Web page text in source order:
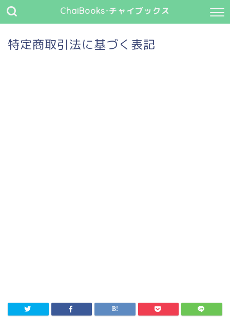
ChaiBooks-チャイブックス
特定商取引法に基づく表記